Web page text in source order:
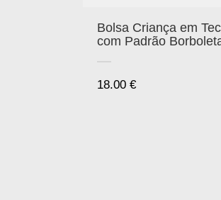
Bolsa Criança em
com Padrão
18.00 €